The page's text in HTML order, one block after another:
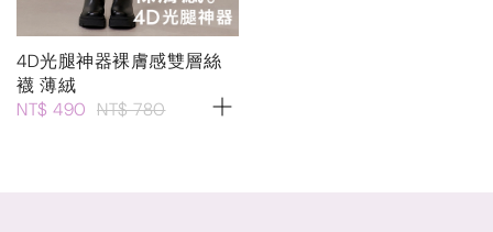
4D光腿神器裸膚感雙層絲
襪 薄絨
NT$ 490 NT$ 780